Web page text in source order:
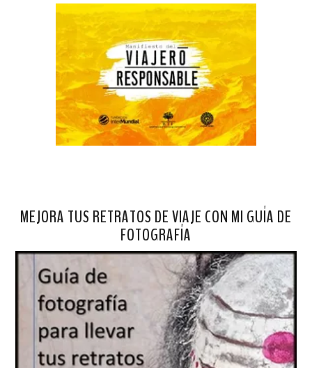
MEJORA TUS RETRATOS DE VIAJE CON MI GUÍA DE
FOTOGRAFÍA